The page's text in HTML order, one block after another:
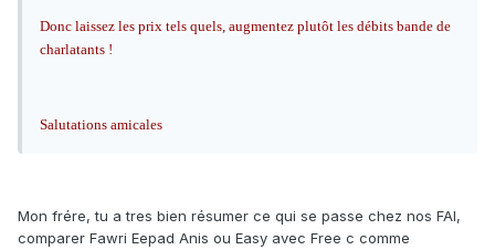
Donc laissez les prix tels quels, augmentez plutôt les débits bande de
charlatants !
Salutations amicales
Mon frére, tu a tres bien résumer ce qui se passe chez nos FAI,
comparer Fawri Eepad Anis ou Easy avec Free c comme